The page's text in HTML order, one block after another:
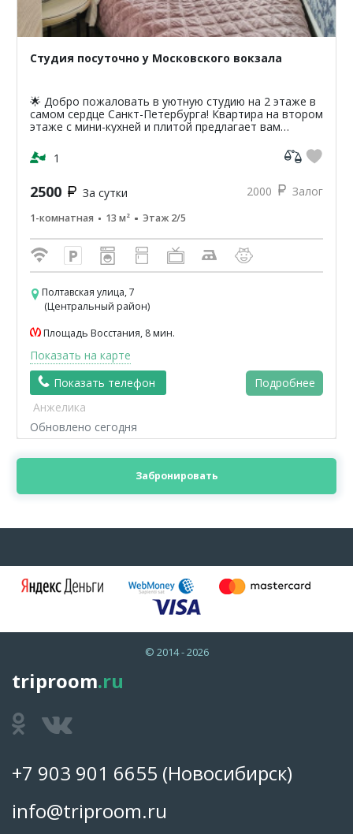
Студия посуточно у Московского вокзала
🌟 Добро пожаловать в уютную студию на 2 этаже в
самом сердце Санкт-Петербурга! Квартира на втором
этаже с мини-кухней и плитой предлагает вам
классики...
1
2500 За сутки 2000 Залог
1-комнатная 13 м² Этаж 2/5
Полтавская улица, 7
(Центральный район)
Площадь Восстания, 8 мин.
Показать на карте
Показать телефон
Подробнее
Анжелика
Обновлено сегодня
Забронировать
© 2014 - 2026
triproom.ru
+7 903 901 6655 (Новосибирск)
info@triproom.ru